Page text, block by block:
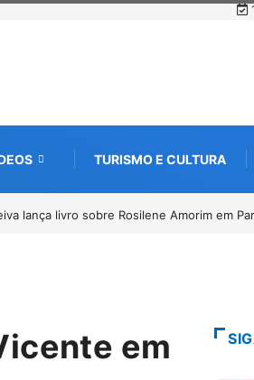
TURISMO E CULTURA
para o Prêmio de Redação e Desenho
em